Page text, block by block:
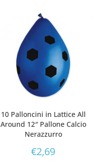
10 Palloncini in Lattice All
Around 12″ Pallone Calcio
Nerazzurro
€2,69